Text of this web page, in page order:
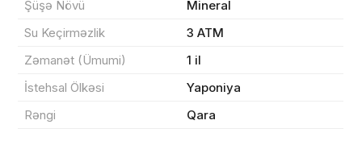
Şüşə Növü
Mineral
Su Keçirməzlik
3 ATM
Zəmanət (Ümumi)
1 il
İstehsal Ölkəsi
Yaponiya
Rəngi
Qara
Yekun məbləğ
Sifarişi rəsmiləşdir
Alış-verişə davam et
OK